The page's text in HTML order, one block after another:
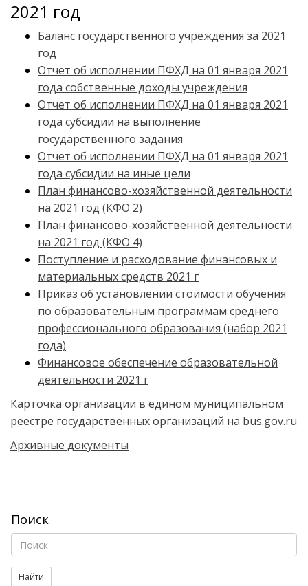
2021 год
Баланс государственного учреждения за 2021
год
Отчет об исполнении ПФХД на 01 января 2021
года собственные доходы учреждения
Отчет об исполнении ПФХД на 01 января 2021
года субсидии на выполнение
государственного задания
Отчет об исполнении ПФХД на 01 января 2021
года субсидии на иные цели
План финансово-хозяйственной деятельности
на 2021 год (КФО 2)
План финансово-хозяйственной деятельности
на 2021 год (КФО 4)
Поступление и расходование финансовых и
материальных средств 2021 г
Приказ об установлении стоимости обучения
по образовательным программам среднего
профессионального образования (набор 2021
года)
Финансовое обеспечение образовательной
деятельности 2021 г
Карточка организации в едином муниципальном
реестре государственных организаций на bus.gov.ru
Архивные документы
Поиск
Найти